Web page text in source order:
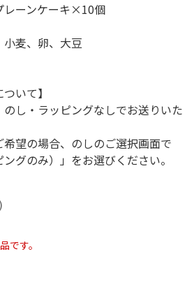
レーンケーキ×10個
麦、卵、大豆
いて】
のし・ラッピングなしでお送りいた
希望の場合、のしのご選択画面で
ングのみ）」をお選びください。
です。